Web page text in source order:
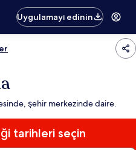
Uygulamayı edinin
şehir merkezinde daire.
tarihleri seçin